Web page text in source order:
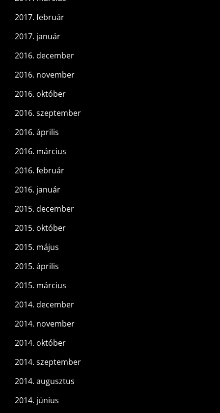
2017. február
2017. január
2016. december
2016. november
2016. október
2016. szeptember
2016. április
2016. március
2016. február
2016. január
2015. december
2015. október
2015. május
2015. április
2015. március
2014. december
2014. november
2014. október
2014. szeptember
2014. augusztus
2014. június